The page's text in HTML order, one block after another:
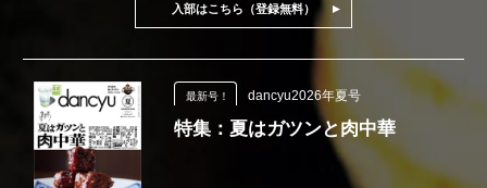
入部はこちら（登録無料）
最新号！ dancyu2026年夏号
特集：夏はガツンと肉中華